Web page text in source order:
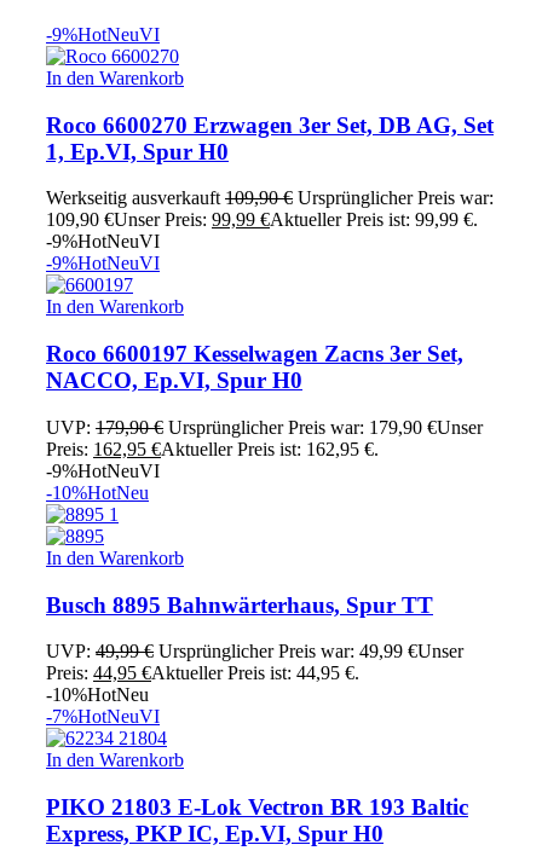
-9%HotNeuVI
In den Warenkorb
Roco 6600270 Erzwagen 3er Set, DB AG, Set
1, Ep.VI, Spur H0
Werkseitig ausverkauft 109,90€ Ursprünglicher Preis war:
109,90 €Unser Preis: 99,99 €Aktueller Preis ist: 99,99 €.
-9%HotNeuVI
-9%HotNeuVI
In den Warenkorb
Roco 6600197 Kesselwagen Zacns 3er Set,
NACCO, Ep.VI, Spur H0
UVP: 179,90€ Ursprünglicher Preis war: 179,90 €Unser
Preis: 162,95 €Aktueller Preis ist: 162,95 €.
-9%HotNeuVI
-10%HotNeu
In den Warenkorb
Busch 8895 Bahnwärterhaus, Spur TT
UVP: 49,99€ Ursprünglicher Preis war: 49,99 €Unser
Preis: 44,95 €Aktueller Preis ist: 44,95 €.
-10%HotNeu
-7%HotNeuVI
In den Warenkorb
PIKO 21803 E-Lok Vectron BR 193 Baltic
Express, PKP IC, Ep.VI, Spur H0